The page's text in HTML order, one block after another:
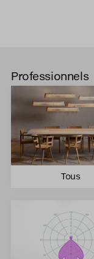
Professionnels
Tous